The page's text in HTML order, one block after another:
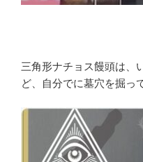
三角形ナチョス饅頭は、
ど、自分でに墓穴を掘っ